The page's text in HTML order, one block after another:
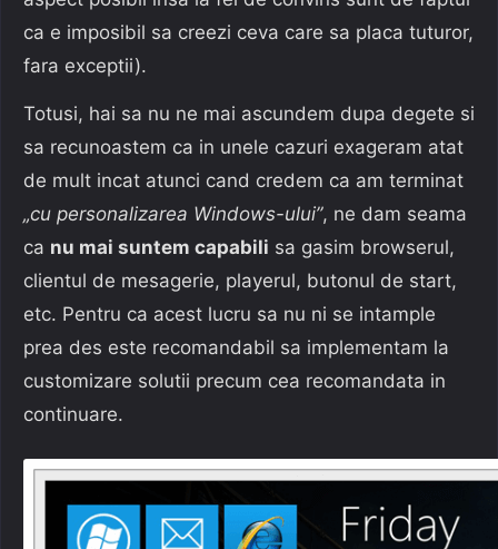
ca e imposibil sa creezi ceva care sa placa tuturor,
fara exceptii).
Totusi, hai sa nu ne mai ascundem dupa degete si
sa recunoastem ca in unele cazuri exageram atat
de mult incat atunci cand credem ca am terminat
„cu personalizarea Windows-ului”, ne dam seama
ca nu mai suntem capabili sa gasim browserul,
clientul de mesagerie, playerul, butonul de start,
etc. Pentru ca acest lucru sa nu ni se intample
prea des este recomandabil sa implementam la
customizare solutii precum cea recomandata in
continuare.